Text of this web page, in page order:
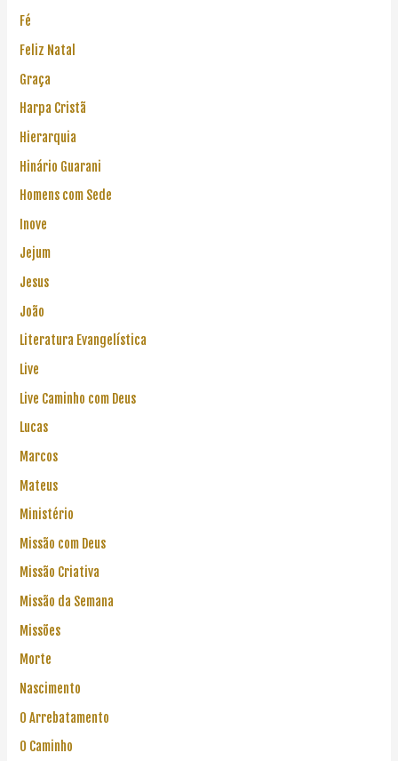
Fé
Feliz Natal
Graça
Harpa Cristã
Hierarquia
Hinário Guarani
Homens com Sede
Inove
Jejum
Jesus
João
Literatura Evangelística
Live
Live Caminho com Deus
Lucas
Marcos
Mateus
Ministério
Missão com Deus
Missão Criativa
Missão da Semana
Missões
Morte
Nascimento
O Arrebatamento
O Caminho